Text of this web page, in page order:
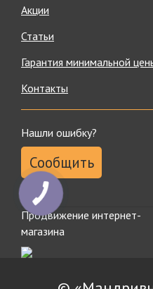
Акции
Статьи
Гарантия минимальной
Контакты
Нашли ошибку?
Сообщить
Продвижение интернет-
магазина
КНОПКА
ЗВ'ЯЗКУ